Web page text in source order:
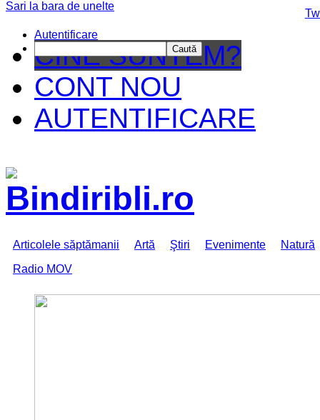
CINE SUNTEM?
CONT NOU
AUTENTIFICARE
Articolele săptămanii Artă Ştiri Evenimente
Natură
Radio MOV
Sari la bara de unelte
Autentificare
Caută